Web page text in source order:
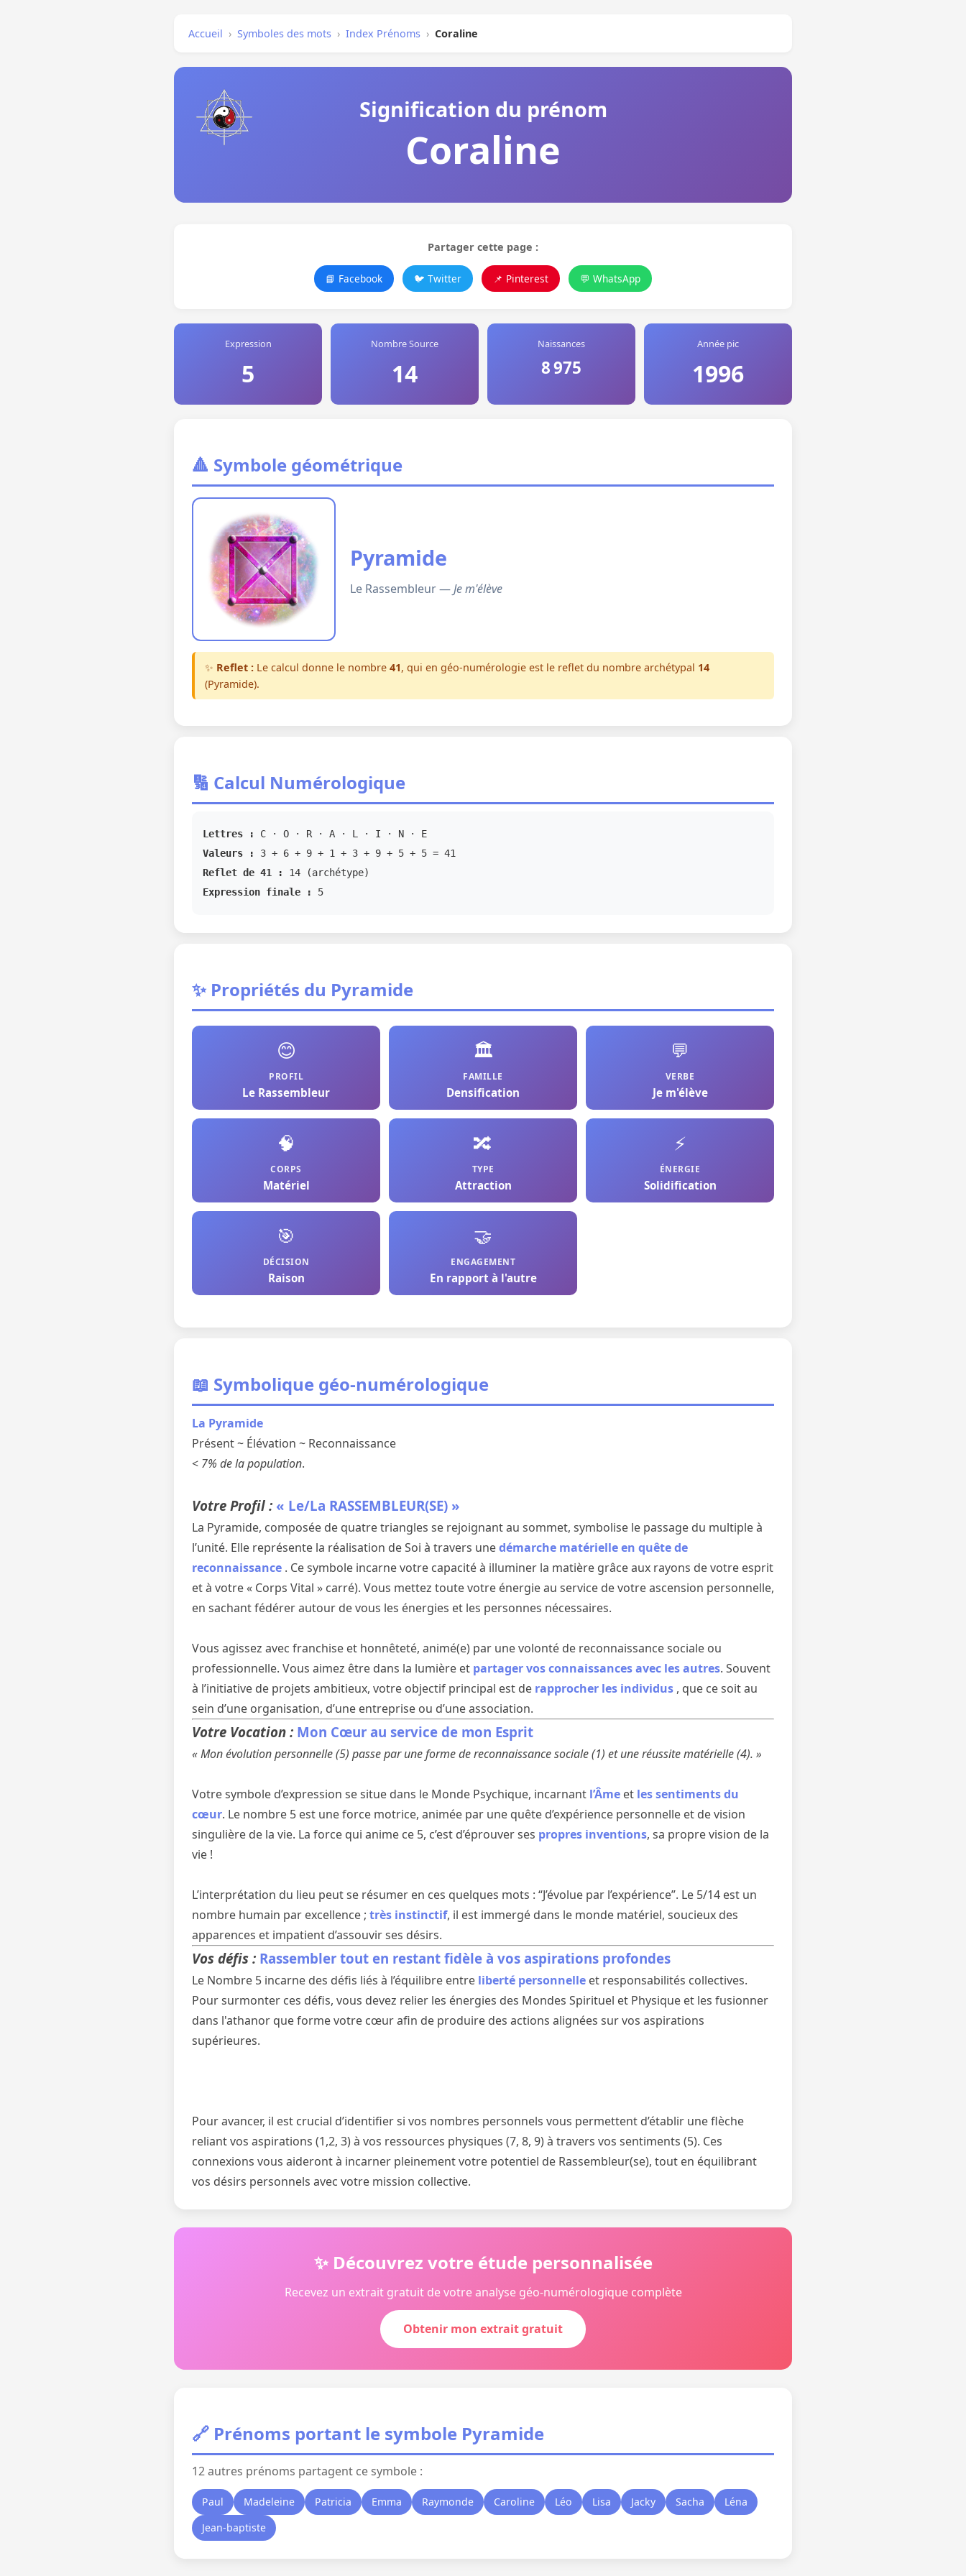
Accueil › Symboles des mots › Index Prénoms › Coraline
Signification du prénom
Coraline
Partager cette page :
📘 Facebook 🐦 Twitter 📌 Pinterest 💬 WhatsApp
Expression
5
Nombre Source
14
Naissances
8 975
Année pic
1996
🔺 Symbole géométrique
Pyramide
Le Rassembleur —Je m'élève
✨ Reflet : Le calcul donne le nombre 41, qui en géo-numérologie est le reflet du nombre archétypal 14
(Pyramide).
🔢 Calcul Numérologique
Lettres :
C · O · R · A · L · I · N · E
Valeurs :
3 + 6 + 9 + 1 + 3 + 9 + 5 + 5 = 41
Reflet de 41 :
14 (archétype)
Expression finale :
5
✨ Propriétés du Pyramide
😊
PROFIL
Le Rassembleur
🏛️
FAMILLE
Densification
💬
VERBE
Je m'élève
🧠
CORPS
Matériel
🔀
TYPE
Attraction
⚡
ÉNERGIE
Solidification
🎯
DÉCISION
Raison
🤝
ENGAGEMENT
En rapport à l'autre
📖 Symbolique géo-numérologique
La Pyramide
Présent ~ Élévation ~ Reconnaissance
< 7% de la population.
Votre Profil : « Le/La RASSEMBLEUR(SE) »
La Pyramide, composée de quatre triangles se rejoignant au sommet, symbolise le passage du multiple à
l’unité. Elle représente la réalisation de Soi à travers unedémarche matérielle en quête de
reconnaissance . Ce symbole incarne votre capacité à illuminer la matière grâce aux rayons de votre esprit
et à votre « Corps Vital » carré). Vous mettez toute votre énergie au service de votre ascension personnelle,
en sachant fédérer autour de vous les énergies et les personnes nécessaires.
Vous agissez avec franchise et honnêteté, animé(e) par une volonté de reconnaissance sociale ou
professionnelle. Vous aimez être dans la lumière et partager vos connaissances avec les autres. Souvent
à l’initiative de projets ambitieux, votre objectif principal est de rapprocher les individus , que ce soit au
sein d’une organisation, d’une entreprise ou d’une association.
Votre Vocation : Mon Cœur au service de mon Esprit
« Mon évolution personnelle (5) passe par une forme de reconnaissance sociale (1) et une réussite matérielle (4). »
Votre symbole d’expression se situe dans le Monde Psychique, incarnant l’Âme et les sentiments du
cœur. Le nombre 5 est une force motrice, animée par une quête d’expérience personnelle et de vision
singulière de la vie. La force qui anime ce 5, c’est d’éprouver ses propres inventions, sa propre vision de la
vie !
L’interprétation du lieu peut se résumer en ces quelques mots : “J’évolue par l’expérience”. Le 5/14 est un
nombre humain par excellence ; très instinctif, il est immergé dans le monde matériel, soucieux des
apparences et impatient d’assouvir ses désirs.
Vos défis : Rassembler tout en restant fidèle à vos aspirations profondes
Le Nombre 5 incarne des défis liés à l’équilibre entre liberté personnelle et responsabilités collectives.
Pour surmonter ces défis, vous devez relier les énergies des Mondes Spirituel et Physique et les fusionner
dans l'athanor que forme votre cœur afin de produire des actions alignées sur vos aspirations
supérieures.
Pour avancer, il est crucial d’identifier si vos nombres personnels vous permettent d’établir une flèche
reliant vos aspirations (1,2, 3) à vos ressources physiques (7, 8, 9) à travers vos sentiments (5). Ces
connexions vous aideront à incarner pleinement votre potentiel de Rassembleur(se), tout en équilibrant
vos désirs personnels avec votre mission collective.
✨ Découvrez votre étude personnalisée
Recevez un extrait gratuit de votre analyse géo-numérologique complète
Obtenir mon extrait gratuit
🔗 Prénoms portant le symbole Pyramide
12 autres prénoms partagent ce symbole :
Paul Madeleine Patricia Emma Raymonde Caroline Léo Lisa Jacky Sacha
Léna
Jean-baptiste